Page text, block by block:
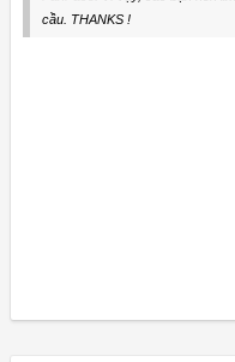
cầu. THANKS !